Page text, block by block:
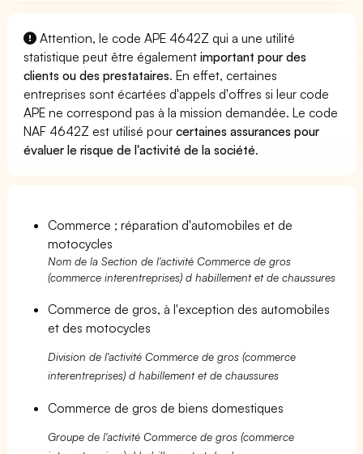
Attention, le code APE 4642Z qui a une utilité
statistique peut être égalementimportant pour des
clients ou des prestataires. En effet, certaines
entreprises sont écartées d'appels d'offres si leur code
APE ne correspond pas à la mission demandée. Le code
NAF 4642Z est utilisé pourcertaines assurances pour
évaluer le risque de l'activité de la société.
Commerce ; réparation d'automobiles et de
motocycles
Nom de la Section de l'activité Commerce de gros
(commerce interentreprises) d habillement et de chaussures
Commerce de gros, à l'exception des automobiles
et des motocycles
Division de l'activité Commerce de gros (commerce
interentreprises) d habillement et de chaussures
Commerce de gros de biens domestiques
Groupe de l'activité Commerce de gros (commerce